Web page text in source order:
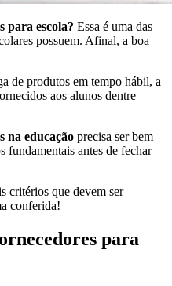
para escola? Essa é uma das
possuem. Afinal, a boa
de produtos em tempo hábil, a
aos alunos dentre
na educação precisa ser bem
fundamentais antes de fechar
critérios que devem ser
conferida!
para